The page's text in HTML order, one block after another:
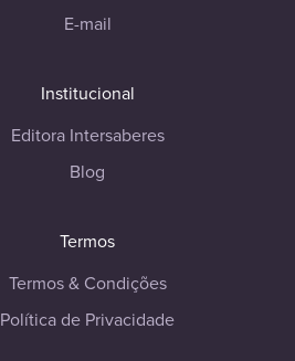
E-mail
Institucional
Editora Intersaberes
Blog
Termos
Termos & Condições
Política de Privacidade